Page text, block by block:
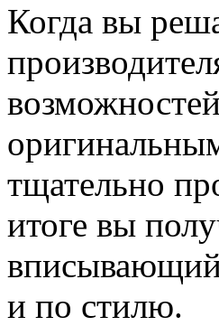
Когда вы
тщательно
итоге вы
и по стилю.